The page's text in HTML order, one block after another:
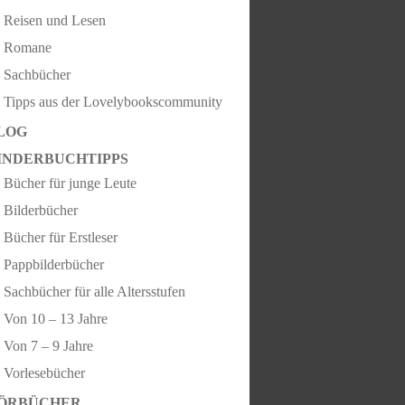
Reisen und Lesen
Romane
Sachbücher
Tipps aus der Lovelybookscommunity
Bücher für junge Leute
Bilderbücher
Bücher für Erstleser
Pappbilderbücher
Sachbücher für alle Altersstufen
Von 10 – 13 Jahre
Von 7 – 9 Jahre
Vorlesebücher